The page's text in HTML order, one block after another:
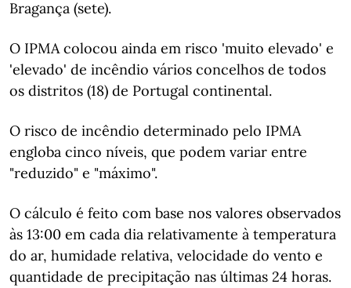
Bragança (sete).
O IPMA colocou ainda em risco 'muito elevado' e
'elevado' de incêndio vários concelhos de todos
os distritos (18) de Portugal continental.
O risco de incêndio determinado pelo IPMA
engloba cinco níveis, que podem variar entre
"reduzido" e "máximo".
O cálculo é feito com base nos valores observados
às 13:00 em cada dia relativamente à temperatura
do ar, humidade relativa, velocidade do vento e
quantidade de precipitação nas últimas 24 horas.